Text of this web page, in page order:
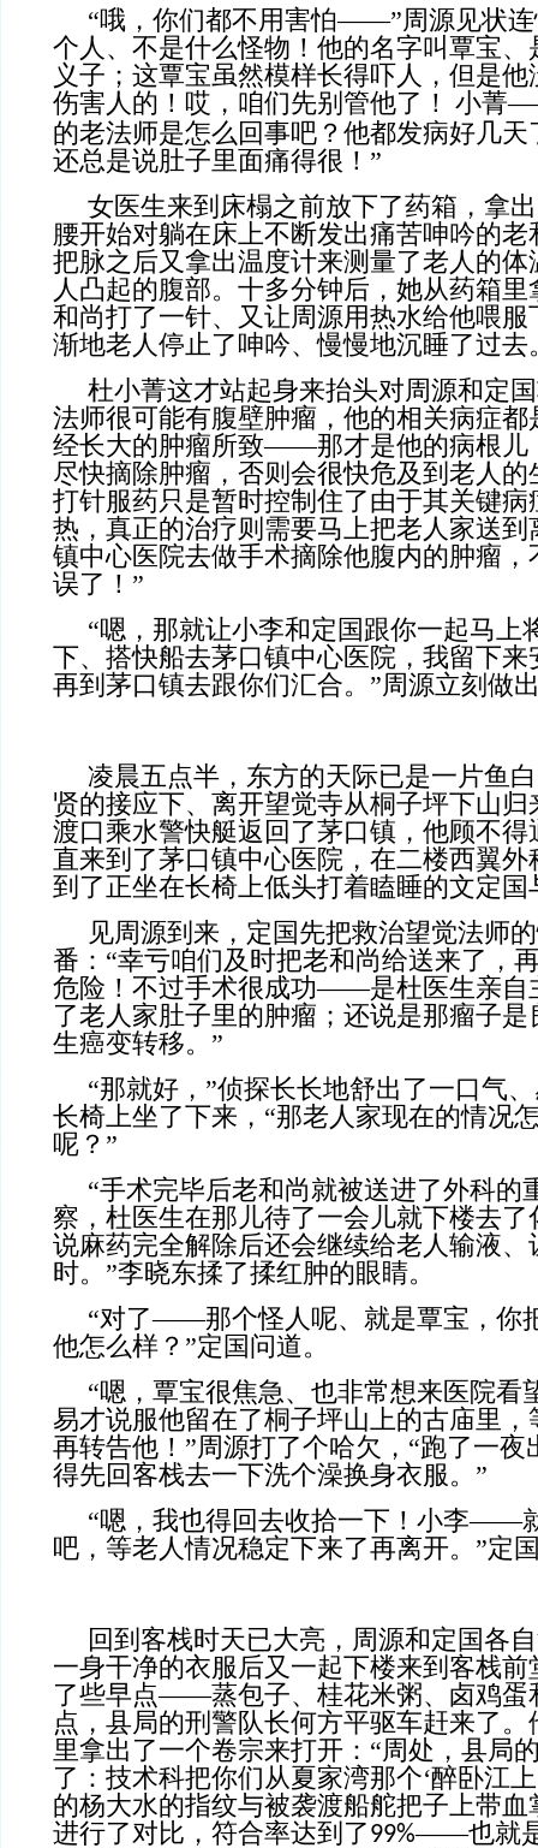
“哦，你们都不用害怕——”周源见状连
个人、不是什么怪物！他的名字叫覃宝
义子；这覃宝虽然模样长得吓人，但是
伤害人的！哎，咱们先别管他了！ 小菁
的老法师是怎么回事吧？他都发病好几
还总是说肚子里面痛得很！”
女医生来到床榻之前放下了药箱，拿
腰开始对躺在床上不断发出痛苦呻吟的
把脉之后又拿出温度计来测量了老人的
人凸起的腹部。十多分钟后，她从药箱
和尚打了一针、又让周源用热水给他喂
渐地老人停止了呻吟、慢慢地沉睡了过去
杜小菁这才站起身来抬头对周源和定
法师很可能有腹壁肿瘤，他的相关病症
经长大的肿瘤所致——那才是他的病根儿
尽快摘除肿瘤，否则会很快危及到老人
打针服药只是暂时控制住了由于其关键
热，真正的治疗则需要马上把老人家送
镇中心医院去做手术摘除他腹内的肿瘤
误了！”
“嗯，那就让小李和定国跟你一起马上
下、搭快船去茅口镇中心医院，我留下
再到茅口镇去跟你们汇合。”周源立刻做
凌晨五点半，东方的天际已是一片鱼
贤的接应下、离开望觉寺从桐子坪下山
渡口乘水警快艇返回了茅口镇，他顾不
直来到了茅口镇中心医院，在二楼西翼
到了正坐在长椅上低头打着瞌睡的文定国
见周源到来，定国先把救治望觉法师
番：“幸亏咱们及时把老和尚给送来了，
危险！不过手术很成功——是杜医生亲自
了老人家肚子里的肿瘤；还说是那瘤子
生癌变转移。”
“那就好，”侦探长长地舒出了一口气
长椅上坐了下来，“那老人家现在的情况
呢？”
“手术完毕后老和尚就被送进了外科的
察，杜医生在那儿待了一会儿就下楼去
说麻药完全解除后还会继续给老人输液、
时。”李晓东揉了揉红肿的眼睛。
“对了——那个怪人呢、就是覃宝，你
他怎么样？”定国问道。
“嗯，覃宝很焦急、也非常想来医院看
易才说服他留在了桐子坪山上的古庙里
再转告他！”周源打了个哈欠，“跑了一夜
得先回客栈去一下洗个澡换身衣服。”
“嗯，我也得回去收拾一下！小李——
吧，等老人情况稳定下来了再离开。”定
回到客栈时天已大亮，周源和定国各
一身干净的衣服后又一起下楼来到客栈
了些早点——蒸包子、桂花米粥、卤鸡蛋
点，县局的刑警队长何方平驱车赶来了
里拿出了一个卷宗来打开：“周处，县局
了：技术科把你们从夏家湾那个‘醉卧江
的杨大水的指纹与被袭渡船舵把子上带
进行了对比，符合率达到了99%——也就